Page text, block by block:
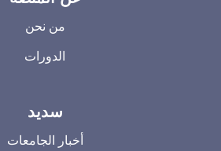
سديد
أخبار الجامعات
من نحن
الدورات